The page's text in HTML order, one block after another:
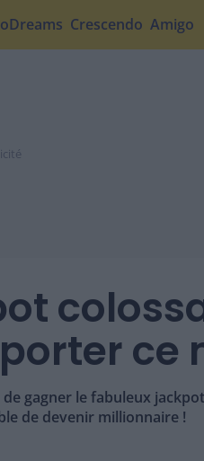
Crescendo Amigo
ce
gagner le fabuleux
de devenir millionnaire !